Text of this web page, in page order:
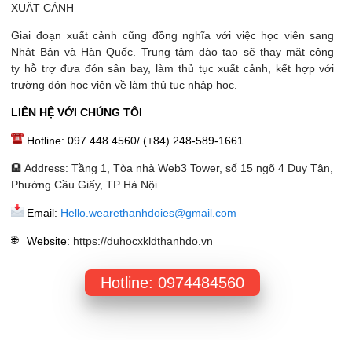
XUẤT CẢNH
Giai đoạn xuất cảnh cũng đồng nghĩa với việc học viên sang
Nhật Bản và Hàn Quốc. Trung tâm đào tạo sẽ thay mặt công
ty hỗ trợ đưa đón sân bay, làm thủ tục xuất cảnh, kết hợp với
trường đón học viên về làm thủ tục nhập học.
LIÊN HỆ VỚI CHÚNG TÔI
Hotline: 097.448.4560/ (+84) 248-589-1661
🏨 Address: Tầng 1, Tòa nhà Web3 Tower, số 15 ngõ 4 Duy Tân,
Phường Cầu Giấy, TP Hà Nội
Email: Hello.wearethanhdoies@gmail.com
Website: https://duhocxkldthanhdo.vn
Hotline: 0974484560